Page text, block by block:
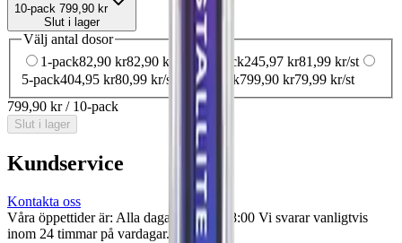
10-pack 799,90 kr
Slut i lager
Välj antal dosor
1-pack82,90 kr82,90 kr 3-pack245,97 kr81,99 kr/st
5-pack404,95 kr80,99 kr/st 10-pack799,90 kr79,99 kr/st
799,90 kr / 10-pack
Slut i lager
Kundservice
Kontakta oss
Våra öppettider är: Alla dagar 08:00 - 18:00 Vi svarar vanligtvis
inom 24 timmar på vardagar.